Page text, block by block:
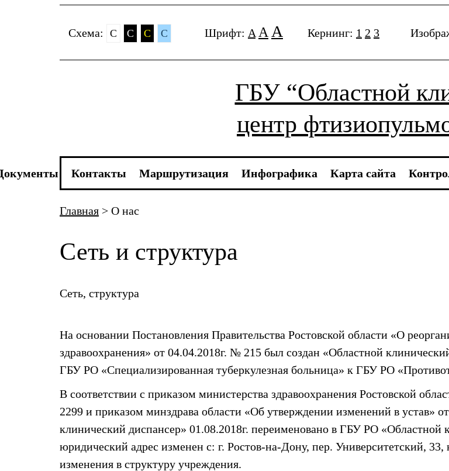
Cхема: C C C C Шрифт: A A A Кернинг: 1 2 3
ГБУ “Областной
центр
Контакты Маршрутизация Инфографика Карта сайта
Главная > О нас
Сеть и структура
Сеть, структура
На основании Постановления Правительства Ростовской области «О
здравоохранения» от 04.04.2018г. № 215 был создан «Областной
ГБУ РО «Специализированная туберкулезная больница» к ГБУ РО
В соответствии с приказом министерства здравоохранения Ростовской
2299 и приказом минздрава области «Об утверждении изменений в устав»
клинический диспансер» 01.08.2018г. переименовано в ГБУ РО «Областной
юридический адрес изменен с: г. Ростов-на-Дону, пер. Университетский,
изменения в структуру учреждения.